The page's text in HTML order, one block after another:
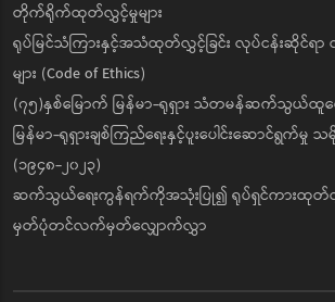
တိုက်ရိုက်ထုတ်လွှင့်မှုများ
ရုပ်မြင်သံကြားနှင့်အသံထုတ်လွှင့်ခြင်း လုပ်ငန်းဆိုင်ရ
များ (Code of Ethics)
(၇၅)နှစ်မြောက် မြန်မာ-ရုရှား သံတမန်ဆက်သွယ်
မြန်မာ-ရုရှားချစ်ကြည်ရေးနှင့်ပူးပေါင်းဆောင်ရွက်မှု
(၁၉၄၈-၂၀၂၃)
ဆက်သွယ်ရေးကွန်ရက်ကိုအသုံးပြု၍ ရုပ်ရှင်ကားထုတ်လွှင့်
မှတ်ပုံတင်လက်မှတ်လျှောက်လွှာ